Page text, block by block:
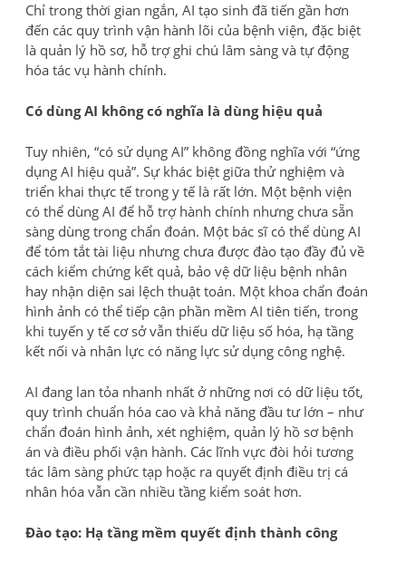
Chỉ trong thời gian ngắn, AI tạo sinh đã tiến gần hơn
đến các quy trình vận hành lõi của bệnh viện, đặc biệt
là quản lý hồ sơ, hỗ trợ ghi chú lâm sàng và tự động
hóa tác vụ hành chính.
Có dùng AI không có nghĩa là dùng hiệu quả
Tuy nhiên, “có sử dụng AI” không đồng nghĩa với “ứng
dụng AI hiệu quả”. Sự khác biệt giữa thử nghiệm và
triển khai thực tế trong y tế là rất lớn. Một bệnh viện
có thể dùng AI để hỗ trợ hành chính nhưng chưa sẵn
sàng dùng trong chẩn đoán. Một bác sĩ có thể dùng AI
để tóm tắt tài liệu nhưng chưa được đào tạo đầy đủ về
cách kiểm chứng kết quả, bảo vệ dữ liệu bệnh nhân
hay nhận diện sai lệch thuật toán. Một khoa chẩn đoán
hình ảnh có thể tiếp cận phần mềm AI tiên tiến, trong
khi tuyến y tế cơ sở vẫn thiếu dữ liệu số hóa, hạ tầng
kết nối và nhân lực có năng lực sử dụng công nghệ.
AI đang lan tỏa nhanh nhất ở những nơi có dữ liệu tốt,
quy trình chuẩn hóa cao và khả năng đầu tư lớn – như
chẩn đoán hình ảnh, xét nghiệm, quản lý hồ sơ bệnh
án và điều phối vận hành. Các lĩnh vực đòi hỏi tương
tác lâm sàng phức tạp hoặc ra quyết định điều trị cá
nhân hóa vẫn cần nhiều tầng kiểm soát hơn.
Đào tạo: Hạ tầng mềm quyết định thành công